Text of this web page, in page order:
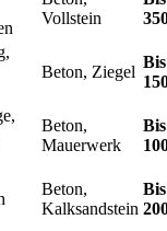
Vollstein
Beton, Ziegel
Beton,
Mauerwerk
Beton,
Kalksandstein